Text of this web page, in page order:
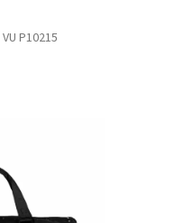
VU P10215